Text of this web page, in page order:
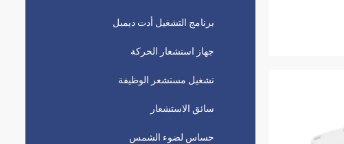
برنامج التشغيل أدت ديمبل
جهاز استشعار الحركة
تشغيل مستشعر الوظيفة
سائق الاستشعار
حساس لضوء الشمس